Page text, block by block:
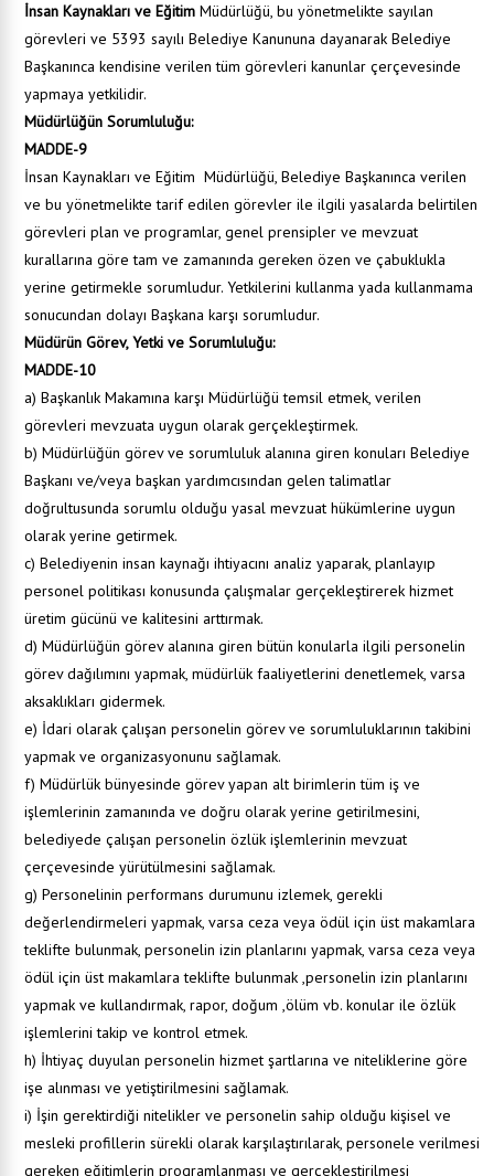
İnsan Kaynakları ve Eğitim Müdürlüğü, bu yönetmelikte sayılan
görevleri ve 5393 sayılı Belediye Kanununa dayanarak Belediye
Başkanınca kendisine verilen tüm görevleri kanunlar çerçevesinde
yapmaya yetkilidir.
Müdürlüğün Sorumluluğu:
MADDE-9
İnsan Kaynakları ve Eğitim Müdürlüğü, Belediye Başkanınca verilen
ve bu yönetmelikte tarif edilen görevler ile ilgili yasalarda belirtilen
görevleri plan ve programlar, genel prensipler ve mevzuat
kurallarına göre tam ve zamanında gereken özen ve çabuklukla
yerine getirmekle sorumludur. Yetkilerini kullanma yada kullanmama
sonucundan dolayı Başkana karşı sorumludur.
Müdürün Görev, Yetki ve Sorumluluğu:
MADDE-10
a) Başkanlık Makamına karşı Müdürlüğü temsil etmek, verilen
görevleri mevzuata uygun olarak gerçekleştirmek.
b) Müdürlüğün görev ve sorumluluk alanına giren konuları Belediye
Başkanı ve/veya başkan yardımcısından gelen talimatlar
doğrultusunda sorumlu olduğu yasal mevzuat hükümlerine uygun
olarak yerine getirmek.
c) Belediyenin insan kaynağı ihtiyacını analiz yaparak, planlayıp
personel politikası konusunda çalışmalar gerçekleştirerek hizmet
üretim gücünü ve kalitesini arttırmak.
d) Müdürlüğün görev alanına giren bütün konularla ilgili personelin
görev dağılımını yapmak, müdürlük faaliyetlerini denetlemek, varsa
aksaklıkları gidermek.
e) İdari olarak çalışan personelin görev ve sorumluluklarının takibini
yapmak ve organizasyonunu sağlamak.
f) Müdürlük bünyesinde görev yapan alt birimlerin tüm iş ve
işlemlerinin zamanında ve doğru olarak yerine getirilmesini,
belediyede çalışan personelin özlük işlemlerinin mevzuat
çerçevesinde yürütülmesini sağlamak.
g) Personelinin performans durumunu izlemek, gerekli
değerlendirmeleri yapmak, varsa ceza veya ödül için üst makamlara
teklifte bulunmak, personelin izin planlarını yapmak, varsa ceza veya
ödül için üst makamlara teklifte bulunmak ,personelin izin planlarını
yapmak ve kullandırmak, rapor, doğum ,ölüm vb. konular ile özlük
işlemlerini takip ve kontrol etmek.
h) İhtiyaç duyulan personelin hizmet şartlarına ve niteliklerine göre
işe alınması ve yetiştirilmesini sağlamak.
i) İşin gerektirdiği nitelikler ve personelin sahip olduğu kişisel ve
mesleki profillerin sürekli olarak karşılaştırılarak, personele verilmesi
gereken eğitimlerin programlanması ve gerçekleştirilmesi